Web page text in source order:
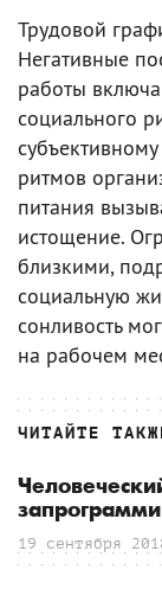
Трудовой
Негативные
работы
социального
ритмов
питания
истощение.
близкими,
социальную
сонливость
на рабочем
ЧИТАЙТЕ
19 сентября